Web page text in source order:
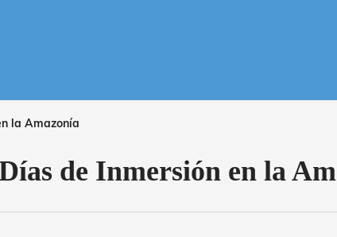
la Amazonía
de Inmersión en la